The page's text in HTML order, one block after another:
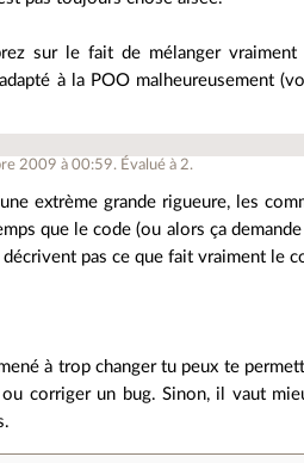
sur le fait de mélanger
à la POO malheureusement
2009 à 00:59. Évalué à 2.
extrème grande rigueure, les
que le code (ou alors ça
pas ce que fait vraiment le
à trop changer tu peux te
corriger un bug. Sinon, il vaut